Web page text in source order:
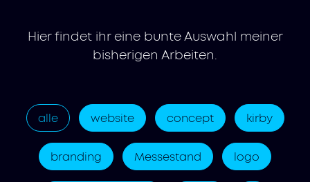
Hier findet ihr eine bunte Auswahl meiner
bisherigen Arbeiten.
alle website concept kirby
branding Messestand logo